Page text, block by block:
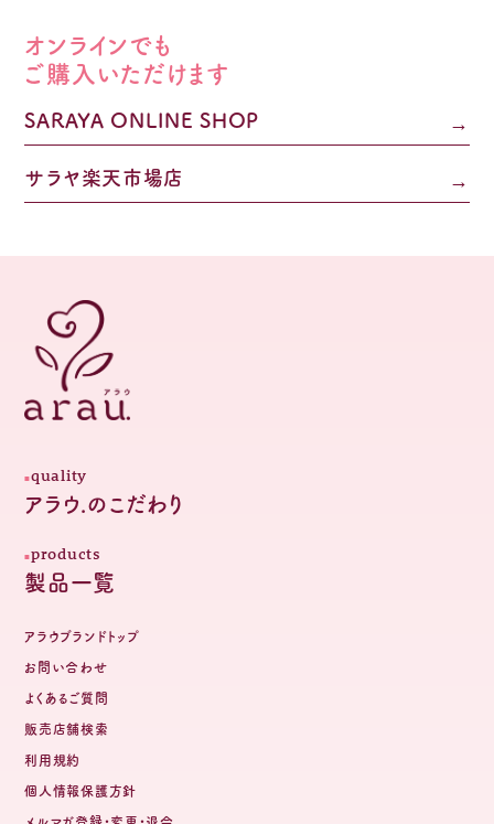
オンラインでも
ご購入いただけます
SARAYA ONLINE SHOP
サラヤ楽天市場店
quality
アラウ.のこだわり
products
製品一覧
アラウブランドトップ
お問い合わせ
よくあるご質問
販売店舗検索
利用規約
個人情報保護方針